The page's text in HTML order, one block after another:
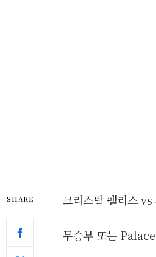
SHARE 크리스탈 팰리스
무승부 또는